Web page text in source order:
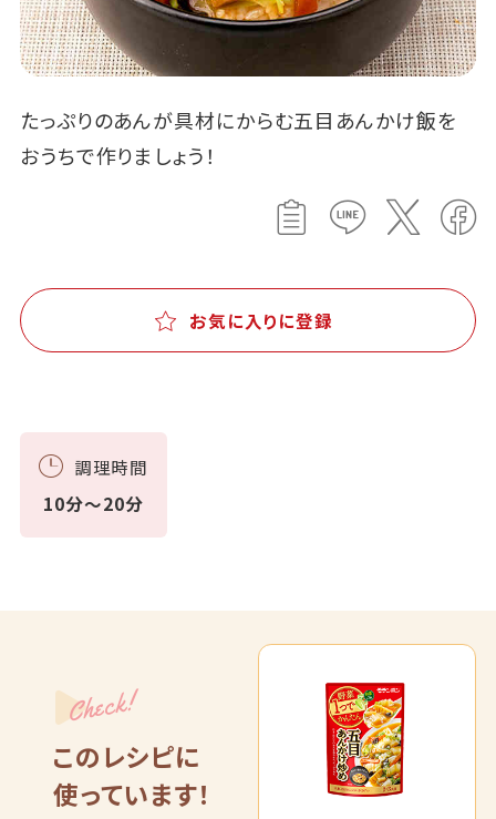
たっぷりのあんが具材にからむ五目あんかけ飯を
おうちで作りましょう！
お気に入りに登録
調理時間
10分～20分
Check!
このレシピに
使っています！